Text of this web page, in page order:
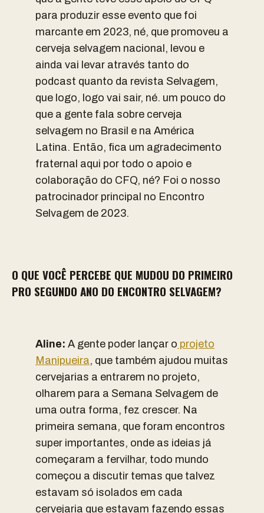
para produzir esse evento que foi
marcante em 2023, né, que promoveu a
cerveja selvagem nacional, levou e
ainda vai levar através tanto do
podcast quanto da revista Selvagem,
que logo, logo vai sair, né. um pouco do
que a gente fala sobre cerveja
selvagem no Brasil e na América
Latina. Então, fica um agradecimento
fraternal aqui por todo o apoio e
colaboração do CFQ, né? Foi o nosso
patrocinador principal no Encontro
Selvagem de 2023.
O QUE VOCÊ PERCEBE QUE MUDOU DO PRIMEIRO
PRO SEGUNDO ANO DO ENCONTRO SELVAGEM?
Aline: A gente poder lançar o projeto
Manipueira, que também ajudou muitas
cervejarias a entrarem no projeto,
olharem para a Semana Selvagem de
uma outra forma, fez crescer. Na
primeira semana, que foram encontros
super importantes, onde as ideias já
começaram a fervilhar, todo mundo
começou a discutir temas que talvez
estavam só isolados em cada
cervejaria que estavam fazendo essas